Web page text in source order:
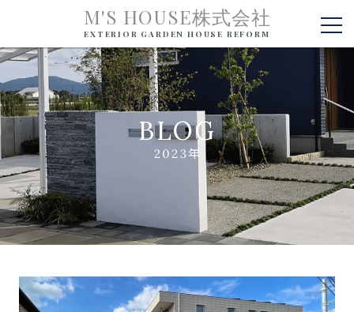
M'S HOUSE株式会社
EXTERIOR GARDEN HOUSE REFORM
BLOG
2023年